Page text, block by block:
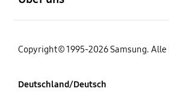
Copyright© 1995-2026 Samsung.
Deutschland/Deutsch